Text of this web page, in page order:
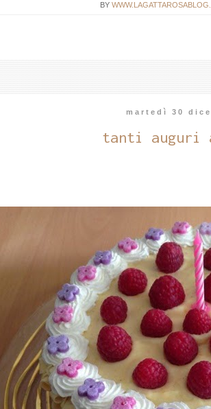
BY
martedì 30
tanti auguri